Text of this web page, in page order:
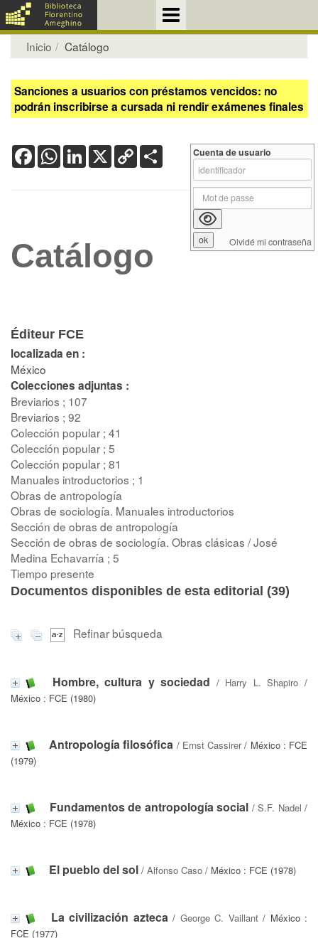
Inicio Catálogo
Sanciones a usuarios con préstamos vencidos: no
podrán inscribirse a cursada ni rendir exámenes finales
FacebookWhatsApp
LinkedIn
X Copy
Link
Catálogo
Éditeur FCE
localizada en :
México
Colecciones adjuntas :
Breviarios ; 107
Breviarios ; 92
Colección popular ; 41
Colección popular ; 5
Colección popular ; 81
Manuales introductorios ; 1
Obras de antropología
Obras de sociología. Manuales introductorios
Sección de obras de antropología
Sección de obras de sociología. Obras clásicas / José
Medina Echavarría ; 5
Tiempo presente
Documentos disponibles de esta editorial (39)
Refinar búsqueda
Hombre, cultura y sociedad / Harry L. Shapiro /
México : FCE (1980)
Antropología filosófica / Ernst Cassirer/ México : FCE
(1979)
Fundamentos de antropología social / S.F. Nadel /
México : FCE (1978)
El pueblo del sol / Alfonso Caso / México : FCE (1978)
La civilización azteca/ George C. Vaillant/ México :
FCE (1977)
Cuenta de usuario
Olvidé mi contraseña